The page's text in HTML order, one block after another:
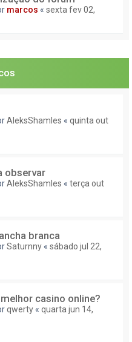
marcos « sexta fev 02,
AleksShamles « quinta out
observar
AleksShamles « terça out
branca
Saturnny « sábado jul 22,
casino online?
qwerty « quarta jun 14,